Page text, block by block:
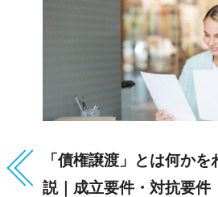
「債権譲渡」とは何か
説｜成立要件・対抗要件